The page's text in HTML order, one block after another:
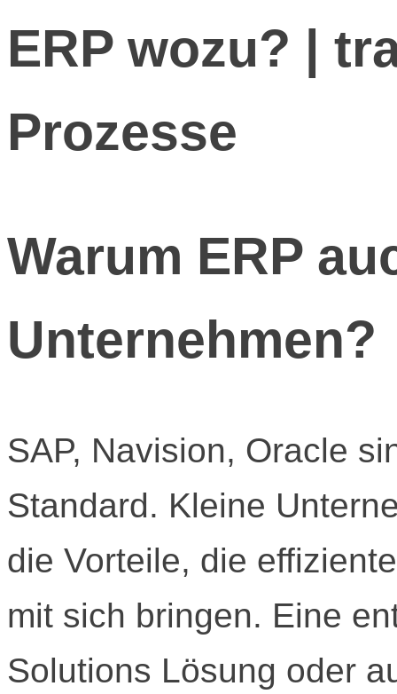
ERP wozu? |
Prozesse
Warum ERP
Unternehmen?
SAP, Navision, Oracle
Standard. Kleine
die Vorteile, die
mit sich bringen. Eine
Solutions Lösung oder